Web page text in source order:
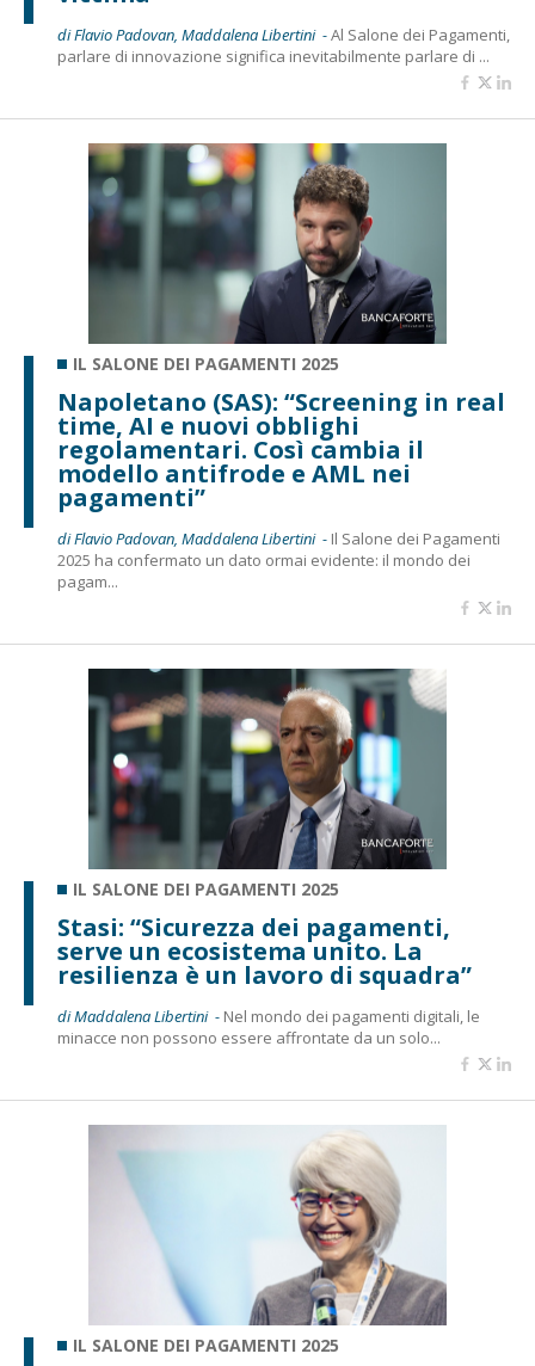
di Flavio Padovan, Maddalena Libertini -Al Salone dei Pagamenti,
parlare di innovazione significa inevitabilmente parlare di ...
IL SALONE DEI PAGAMENTI 2025
Napoletano (SAS): “Screening in real
time, AI e nuovi obblighi
regolamentari. Così cambia il
modello antifrode e AML nei
pagamenti”
di Flavio Padovan, Maddalena Libertini - Il Salone dei Pagamenti
2025 ha confermato un dato ormai evidente: il mondo dei
pagam...
IL SALONE DEI PAGAMENTI 2025
Stasi: “Sicurezza dei pagamenti,
serve un ecosistema unito. La
resilienza è un lavoro di squadra”
di Maddalena Libertini - Nel mondo dei pagamenti digitali, le
minacce non possono essere affrontate da un solo...
IL SALONE DEI PAGAMENTI 2025